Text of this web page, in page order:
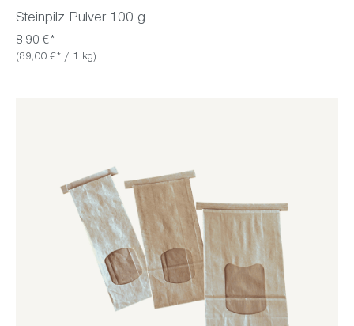
Steinpilz Pulver 100 g
8,90 €*
(89,00 €* / 1 kg)